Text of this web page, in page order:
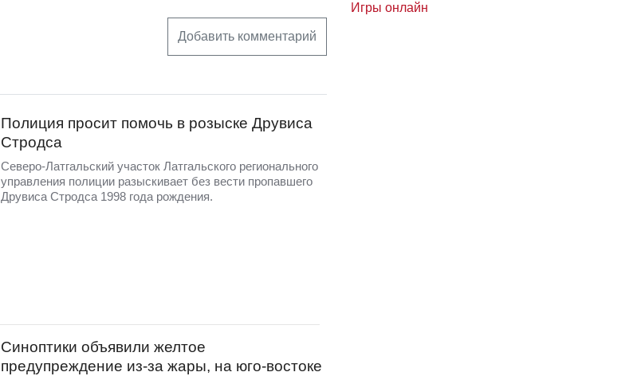
Добавить комментарий
Полиция просит помочь в розыске Друвиса
Стродса
Северо-Латгальский участок Латгальского регионального
управления полиции разыскивает без вести пропавшего
Друвиса Стродса 1998 года рождения.
Синоптики объявили желтое
предупреждение из-за жары, на юго-востоке
Игры онлайн